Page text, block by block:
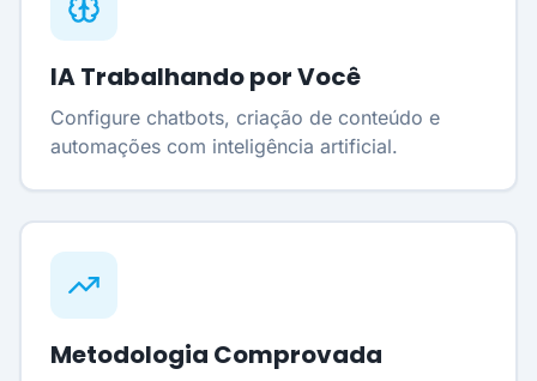
IA Trabalhando por Você
Configure chatbots, criação de conteúdo e
automações com inteligência artificial.
Metodologia Comprovada